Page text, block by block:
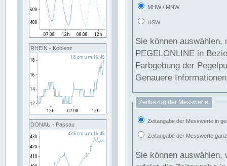
RHEIN - Koblenz
DONAU - Passau
MHW / MNW
HSW
Sie können
PEGELONLINE in Beziehung
Farbgebung der
Genauere
Zeitbezug der Messwerte:
Zeitangabe der Messwerte in
Zeitangabe der Messwerte
Sie können auswählen,